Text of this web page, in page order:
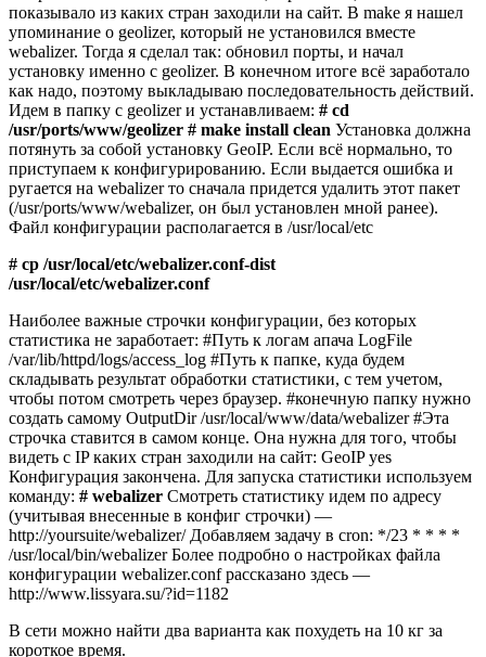
показывало из каких стран заходили на сайт. В make я нашел
упоминание о geolizer, который не установился вместе
webalizer. Тогда я сделал так: обновил порты, и начал
установку именно с geolizer. В конечном итоге всё заработало
как надо, поэтому выкладываю последовательность действий.
Идем в папку с geolizer и устанавливаем: # cd
/usr/ports/www/geolizer # make install clean Установка должна
потянуть за собой установку GeoIP. Если всё нормально, то
приступаем к конфигурированию. Если выдается ошибка и
ругается на webalizer то сначала придется удалить этот пакет
(/usr/ports/www/webalizer, он был установлен мной ранее).
Файл конфигурации располагается в /usr/local/etc
# cp /usr/local/etc/webalizer.conf-dist
/usr/local/etc/webalizer.conf
Наиболее важные строчки конфигурации, без которых
статистика не заработает: #Путь к логам апача LogFile
/var/lib/httpd/logs/access_log #Путь к папке, куда будем
складывать результат обработки статистики, с тем учетом,
чтобы потом смотреть через браузер. #конечную папку нужно
создать самому OutputDir /usr/local/www/data/webalizer #Эта
строчка ставится в самом конце. Она нужна для того, чтобы
видеть с IP каких стран заходили на сайт: GeoIP yes
Конфигурация закончена. Для запуска статистики используем
команду: # webalizer Смотреть статистику идем по адресу
(учитывая внесенные в конфиг строчки) —
http://yoursuite/webalizer/ Добавляем задачу в cron: */23 * * * *
/usr/local/bin/webalizer Более подробно о настройках файла
конфигурации webalizer.conf рассказано здесь —
http://www.lissyara.su/?id=1182
В сети можно найти два варианта как похудеть на 10 кг за
короткое время.